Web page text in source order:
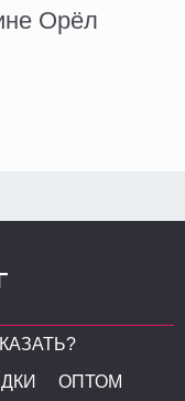
Орёл
ОПТОМ